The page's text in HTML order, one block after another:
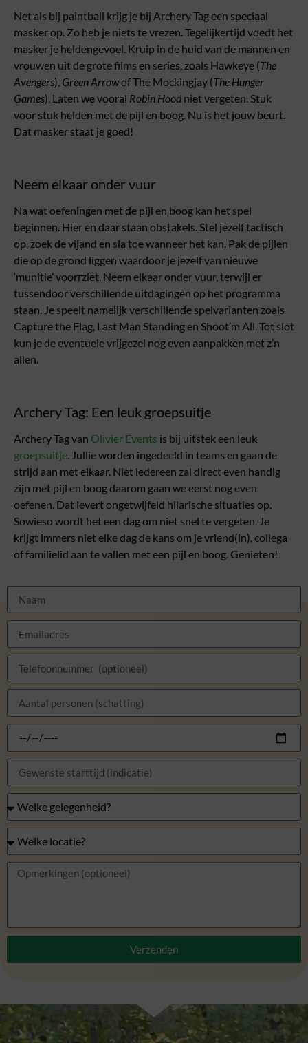
Net als bij paintball krijg je bij Archery Tag een speciaal
masker op. Zo heb je niets te vrezen. Tegelijkertijd voedt het
masker je heldengevoel. Kruip in de huid van de mannen en
vrouwen uit de grote films en series, zoals Hawkeye (The
Avengers), Green Arrowof The Mockingjay (The Hunger
Games). Laten we vooral Robin Hood niet vergeten. Stuk
voor stuk helden met de pijl en boog. Nu is het jouw beurt.
Dat masker staat je goed!
Neem elkaar onder vuur
Na wat oefeningen met de pijl en boog kan het spel
beginnen. Hier en daar staan obstakels. Stel jezelf tactisch
op, zoek de vijand en sla toe wanneer het kan. Pak de pijlen
die op de grond liggen waardoor je jezelf van nieuwe
‘munitie’ voorrziet. Neem elkaar onder vuur, terwijl er
tussendoor verschillende uitdagingen op het programma
staan. Je speelt namelijk verschillende spelvarianten zoals
Capture the Flag, Last Man Standing en Shoot’m All. Tot slot
kun je de eventuele vrijgezel nog even aanpakken met z’n
allen.
Archery Tag: Een leuk groepsuitje
Archery Tag van Olivier Events is bij uitstek een leuk
groepsuitje. Jullie worden ingedeeld in teams en gaan de
strijd aan met elkaar. Niet iedereen zal direct even handig
zijn met pijl en boog daarom gaan we eerst nog even
oefenen. Dat levert ongetwijfeld hilarische situaties op.
Sowieso wordt het een dag om niet snel te vergeten. Je
krijgt immers niet elke dag de kans om je vriend(in), collega
of familielid aan te vallen met een pijl en boog. Genieten!
Verzenden